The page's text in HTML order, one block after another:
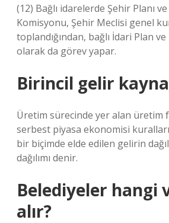
(12) Bağlı idarelerde Şehir Planı
Komisyonu, Şehir Meclisi genel
toplandığından, bağlı İdari Plan
olarak da görev yapar.
Birincil gelir
Üretim sürecinde yer alan üretim
serbest piyasa ekonomisi
bir biçimde elde edilen gelirin
dağılımı denir.
Belediyeler hangi
alır?